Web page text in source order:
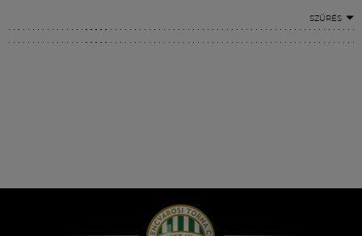
SZŰRÉS
Hírek